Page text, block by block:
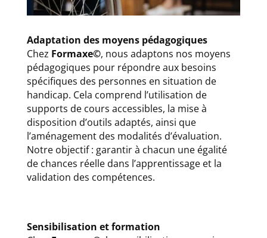
Adaptation des moyens pédagogiques
Chez Formaxe©, nous adaptons nos moyens
pédagogiques pour répondre aux besoins
spécifiques des personnes en situation de
handicap. Cela comprend l’utilisation de
supports de cours accessibles, la mise à
disposition d’outils adaptés, ainsi que
l’aménagement des modalités d’évaluation.
Notre objectif : garantir à chacun une égalité
de chances réelle dans l’apprentissage et la
validation des compétences.
Sensibilisation et formation